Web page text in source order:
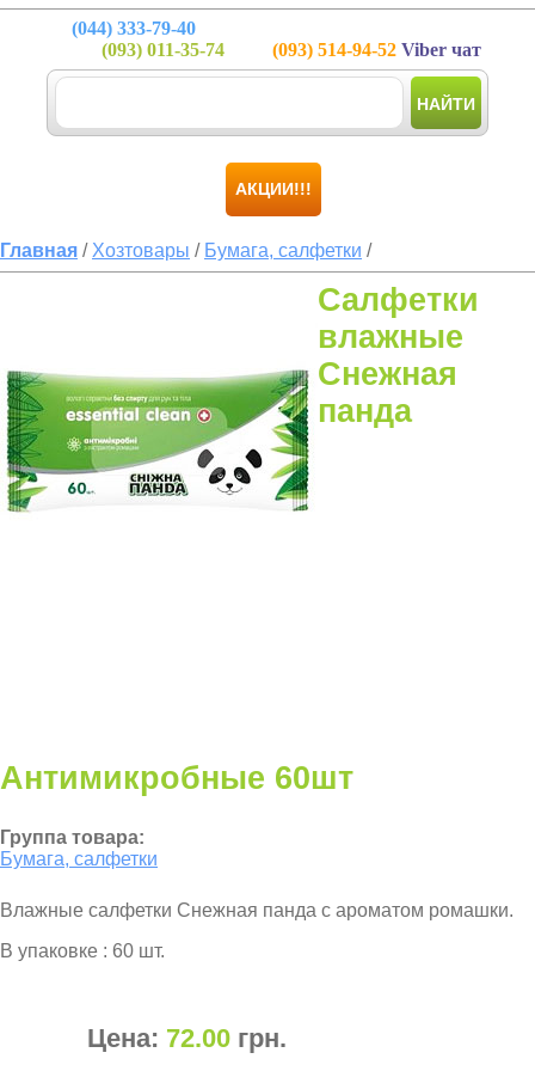
(044) 333-79-40
(093) 011-35-74 (093) 514-94-52 Viber чат
НАЙТИ
АКЦИИ!!!
Главная / Хозтовары / Бумага, салфетки /
Салфетки
влажные
Снежная
панда
Антимикробные 60шт
Группа товара:
Бумага, салфетки
Влажные салфетки Снежная панда с ароматом ромашки.
В упаковке : 60 шт.
Цена: 72.00 грн.